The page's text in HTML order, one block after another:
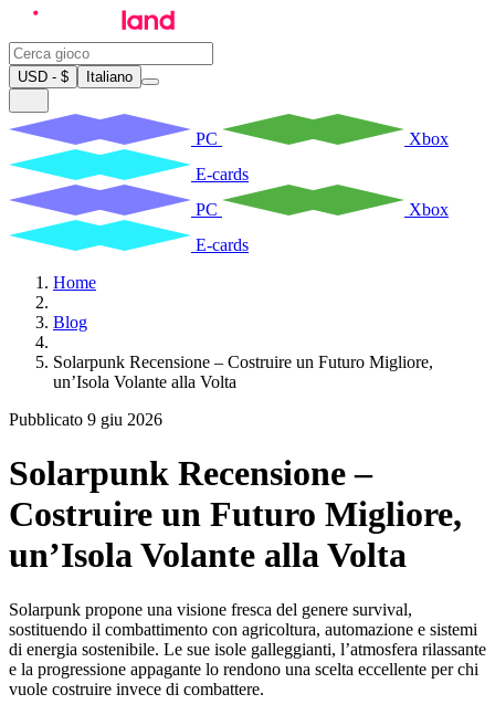
USD - $ Italiano
PC
Xbox
E-cards
PC
Xbox
E-cards
Home
Blog
Solarpunk Recensione – Costruire un Futuro Migliore,
un’Isola Volante alla Volta
Pubblicato 9 giu 2026
Solarpunk Recensione –
Costruire un Futuro Migliore,
un’Isola Volante alla Volta
Solarpunk propone una visione fresca del genere survival,
sostituendo il combattimento con agricoltura, automazione e sistemi
di energia sostenibile. Le sue isole galleggianti, l’atmosfera rilassante
e la progressione appagante lo rendono una scelta eccellente per chi
vuole costruire invece di combattere.